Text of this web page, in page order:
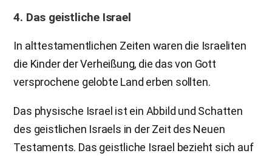
4. Das geistliche Israel
In alttestamentlichen Zeiten waren die Israeliten
die Kinder der Verheißung, die das von Gott
versprochene gelobte Land erben sollten.
Das physische Israel ist ein Abbild und Schatten
des geistlichen Israels in der Zeit des Neuen
Testaments. Das geistliche Israel bezieht sich auf